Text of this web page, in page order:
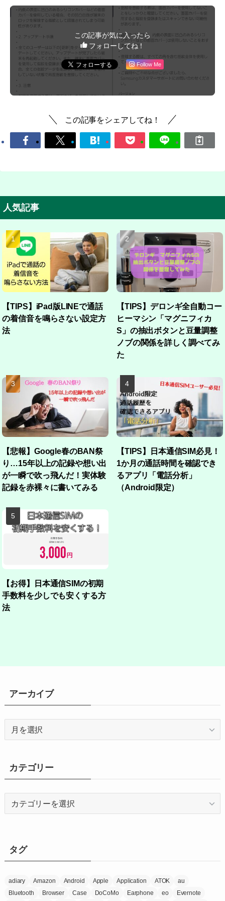
この記事が気に入ったら
フォローしてね！
Follow Me
この記事をシェアしてね！
人気記事
【TIPS】iPad版LINEで通話
の着信音を鳴らさない設定方
法
【TIPS】デロンギ全自動コー
ヒーマシン「マグニフィカ
S」の抽出ボタンと豆量調整
ノブの関係を詳しく調べてみ
た
【悲報】Google春のBAN祭
り…15年以上の記録や想い出
が一瞬で吹っ飛んだ！実体験
記録を赤裸々に書いてみる
【TIPS】日本通信SIM必見！
1か月の通話時間を確認でき
るアプリ「電話分析」
（Android限定）
【お得】日本通信SIMの初期
手数料を少しでも安くする方
法
アーカイブ
ブ
カテゴリー
ータグ
adiary Amazon Android Apple Application ATOK
au
Bluetooth
Browser Case DoCoMo Earphone eo Evernote